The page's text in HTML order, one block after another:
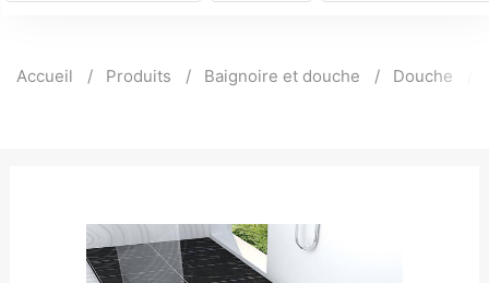
Accueil Produits Baignoire et douche Douche